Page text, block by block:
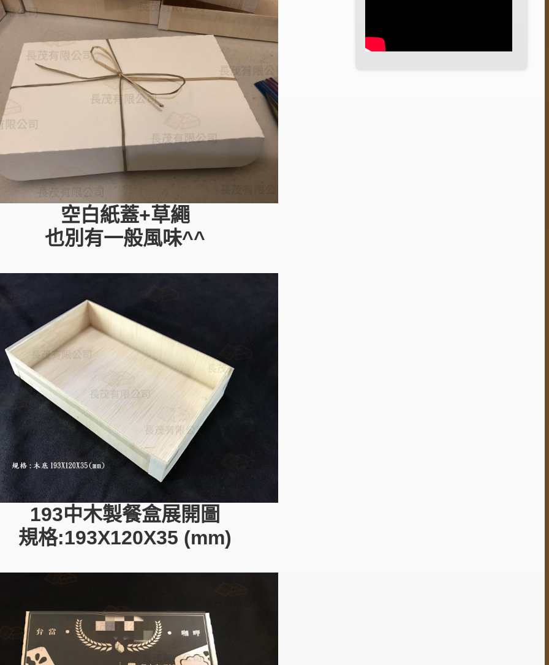
空白紙蓋+草繩
也別有一般風味^^
193中木製餐盒展開圖
規格:193X120X35 (mm)